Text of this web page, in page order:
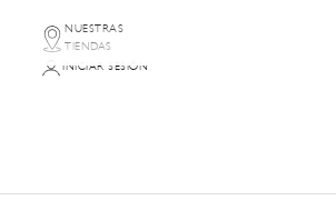
NUESTRAS
TIENDAS
INICIAR SESIÓN